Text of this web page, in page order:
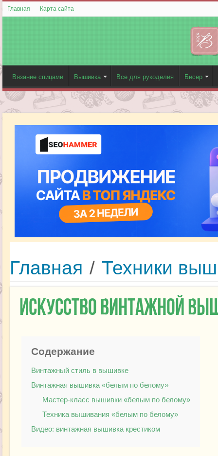
Главная Карта сайта
Вязание спицами Вышивка Все для рукоделия Бисер
Главная / Техники
Искусство винтажной
Содержание
Винтажный стиль в вышивке
Винтажная вышивка «белым по белому»
Мастер-класс вышивки «белым по белому»
Техника вышивания «белым по белому»
Видео: винтажная вышивка крестиком